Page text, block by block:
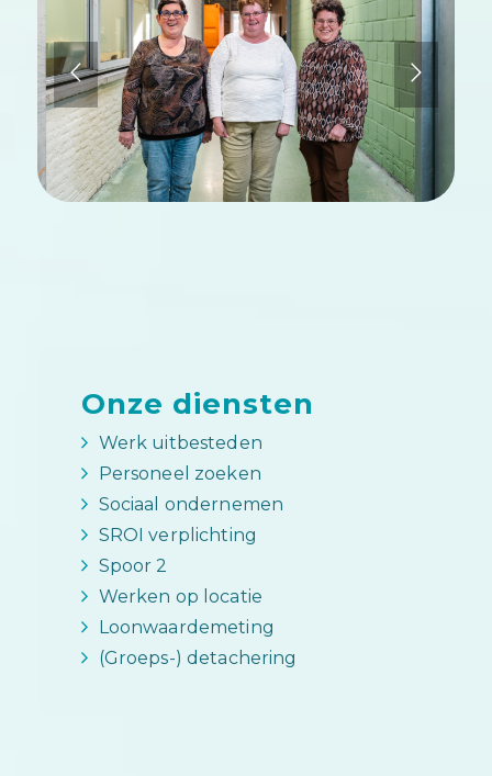
Onze diensten
Werk uitbesteden
Personeel zoeken
Sociaal ondernemen
SROI verplichting
Spoor 2
Werken op locatie
Loonwaardemeting
(Groeps-) detachering